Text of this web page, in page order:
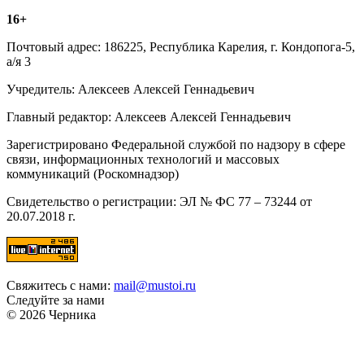
16+
Почтовый адрес: 186225, Республика Карелия, г. Кондопога-5,
а/я 3
Учредитель: Алексеев Алексей Геннадьевич
Главный редактор: Алексеев Алексей Геннадьевич
Зарегистрировано Федеральной службой по надзору в сфере
связи, информационных технологий и массовых
коммуникаций (Роскомнадзор)
Свидетельство о регистрации: ЭЛ № ФС 77 – 73244 от
20.07.2018 г.
Свяжитесь с нами: mail@mustoi.ru
Следуйте за нами
© 2026 Черника